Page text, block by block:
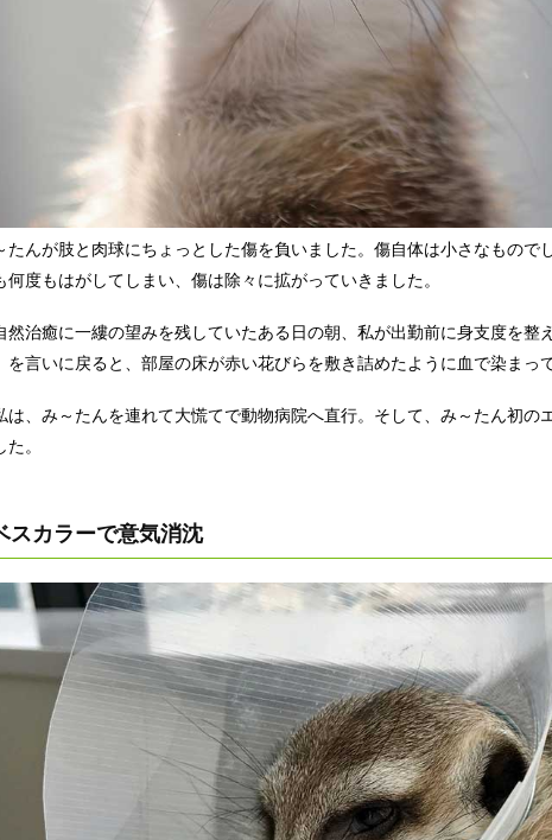
たんが肢と肉球にちょっとした傷を負いました。傷自体は小さなもので
何度もはがしてしまい、傷は除々に拡がっていきました。
然治癒に一縷の望みを残していたある日の朝、私が出勤前に身支度を整
を言いに戻ると、部屋の床が赤い花びらを敷き詰めたように血で染まっ
は、み～たんを連れて大慌てで動物病院へ直行。そして、み～たん初の
。
スカラーで意気消沈